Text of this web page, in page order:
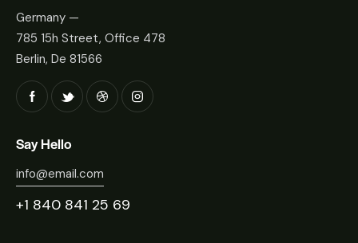
Germany —
785 15h Street, Office 478
Berlin, De 81566
Say Hello
info@email.com
+1 840 841 25 69